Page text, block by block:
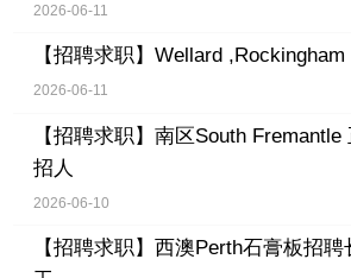
2026-06-11
【招聘求职】 Wellard
2026-06-11
【招聘求职】 南区South Fremantle
招人
2026-06-10
【招聘求职】 西澳Perth石膏板招聘